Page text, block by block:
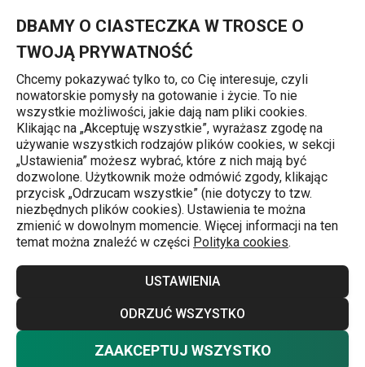
DBAMY O CIASTECZKA W TROSCE O
TWOJĄ PRYWATNOŚĆ
Chcemy pokazywać tylko to, co Cię interesuje, czyli
nowatorskie pomysły na gotowanie i życie. To nie
wszystkie możliwości, jakie dają nam pliki cookies.
Klikając na „Akceptuję wszystkie”, wyrażasz zgodę na
używanie wszystkich rodzajów plików cookies, w sekcji
„Ustawienia” możesz wybrać, które z nich mają być
dozwolone. Użytkownik może odmówić zgody, klikając
przycisk „Odrzucam wszystkie” (nie dotyczy to tzw.
niezbędnych plików cookies). Ustawienia te można
zmienić w dowolnym momencie. Więcej informacji na ten
temat można znaleźć w części Polityka cookies.
USTAWIENIA
ODRZUĆ WSZYSTKO
ZAAKCEPTUJ WSZYSTKO
Młynki i tarki
Młynki
Nowoczesne młynki, tarki i maszynki z nierdzewnymi lub
ceramicznymi ostrzami ułatwią oraz przyśpieszą mielenie
i tarcie owoców, warzyw, orzechów i twardych serów,
przygotowywanie domowej bułki tartej i mięsa mielonego.
Zainspiruj się w naszym e-shopem TESCOMA - Ty
również możesz zostać mistrzem własnej kuchni. W
naszej ofercie mamy dla Ciebie również idealnie ostre
noże do sera,warzywczydo mięsa!
Nie chcesz wybierać? Wybierz pewność